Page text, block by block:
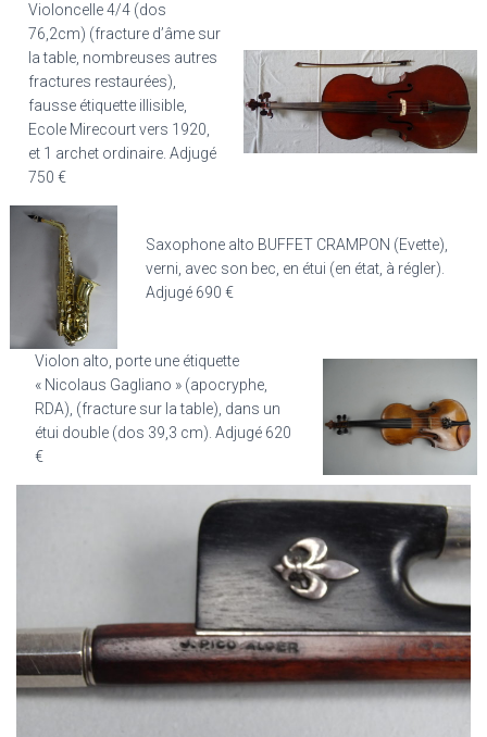
Violoncelle 4/4 (dos
76,2cm) (fracture d’âme sur
la table, nombreuses autres
fractures restaurées),
fausse étiquette illisible,
Ecole Mirecourt vers 1920,
et 1 archet ordinaire. Adjugé
750 €
Saxophone alto BUFFET CRAMPON (Evette),
verni, avec son bec, en étui (en état, à régler).
Adjugé 690 €
Violon alto, porte une étiquette
« Nicolaus Gagliano » (apocryphe,
RDA), (fracture sur la table), dans un
étui double (dos 39,3 cm). Adjugé 620
€